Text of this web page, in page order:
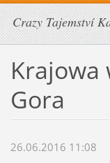
Crazy Tajemství
Krajowa
Gora
26.06.2016 11:08